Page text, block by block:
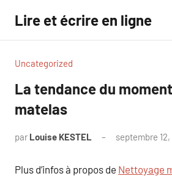
contenu
Lire et écrire en ligne
Uncategorized
La tendance du
matelas
par Louise KESTEL septembre
Plus d’infos à propos de Nettoyage